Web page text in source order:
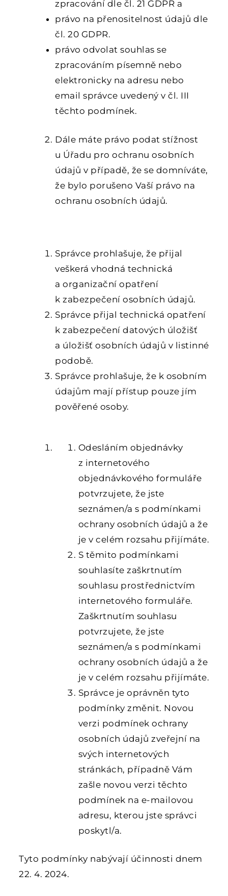
zpracování dle čl. 21 GDPR a
právo na přenositelnost údajů dle
čl. 20 GDPR.
právo odvolat souhlas se
zpracováním písemně nebo
elektronicky na adresu nebo
email správce uvedený v čl. III
těchto podmínek.
Dále máte právo podat stížnost
u Úřadu pro ochranu osobních
údajů v případě, že se domníváte,
že bylo porušeno Vaší právo na
ochranu osobních údajů.
Správce prohlašuje, že přijal
veškerá vhodná technická
a organizační opatření
k zabezpečení osobních údajů.
Správce přijal technická opatření
k zabezpečení datových úložišť
a úložišť osobních údajů v listinné
podobě.
Správce prohlašuje, že k osobním
údajům mají přístup pouze jím
pověřené osoby.
Odesláním objednávky
z internetového
objednávkového formuláře
potvrzujete, že jste
seznámen/a s podmínkami
ochrany osobních údajů a že
je v celém rozsahu přijímáte.
S těmito podmínkami
souhlasíte zaškrtnutím
souhlasu prostřednictvím
internetového formuláře.
Zaškrtnutím souhlasu
potvrzujete, že jste
seznámen/a s podmínkami
ochrany osobních údajů a že
je v celém rozsahu přijímáte.
Správce je oprávněn tyto
podmínky změnit. Novou
verzi podmínek ochrany
osobních údajů zveřejní na
svých internetových
stránkách, případně Vám
zašle novou verzi těchto
podmínek na e-mailovou
adresu, kterou jste správci
poskytl/a.
Tyto podmínky nabývají účinnosti dnem
22. 4. 2024.